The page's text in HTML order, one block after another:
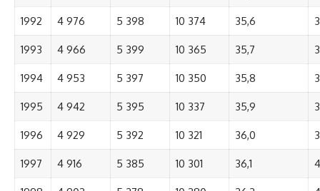
1992 4 976 5 398 10 374 35,6
1993 4 966 5 399 10 365 35,7
1994 4 953 5 397 10 350 35,8
1995 4 942 5 395 10 337 35,9
1996 4 929 5 392 10 321 36,0
1997 4 916 5 385 10 301 36,1